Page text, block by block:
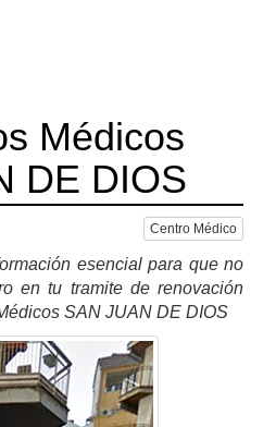
Médicos
DE DIOS
Centro Médico
esencial para que no
en tu tramite de renovación
SAN JUAN DE DIOS